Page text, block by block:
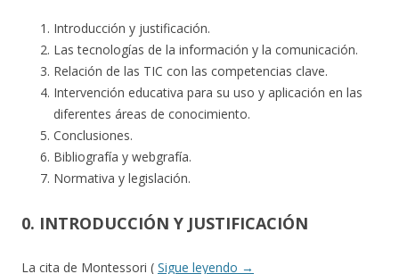
Introducción y justificación.
Las tecnologías de la información y la comunicación.
Relación de las TIC con las competencias clave.
Intervención educativa para su uso y aplicación en las
diferentes áreas de conocimiento.
Conclusiones.
Bibliografía y webgrafía.
Normativa y legislación.
0. INTRODUCCIÓN Y JUSTIFICACIÓN
La cita de Montessori ( Sigue leyendo →